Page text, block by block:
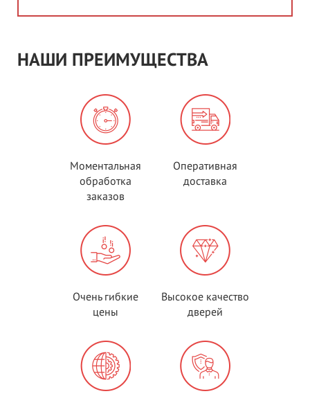
НАШИ ПРЕИМУЩЕСТВА
Моментальная
обработка
заказов
Оперативная
доставка
Очень гибкие
цены
Высокое качество
дверей